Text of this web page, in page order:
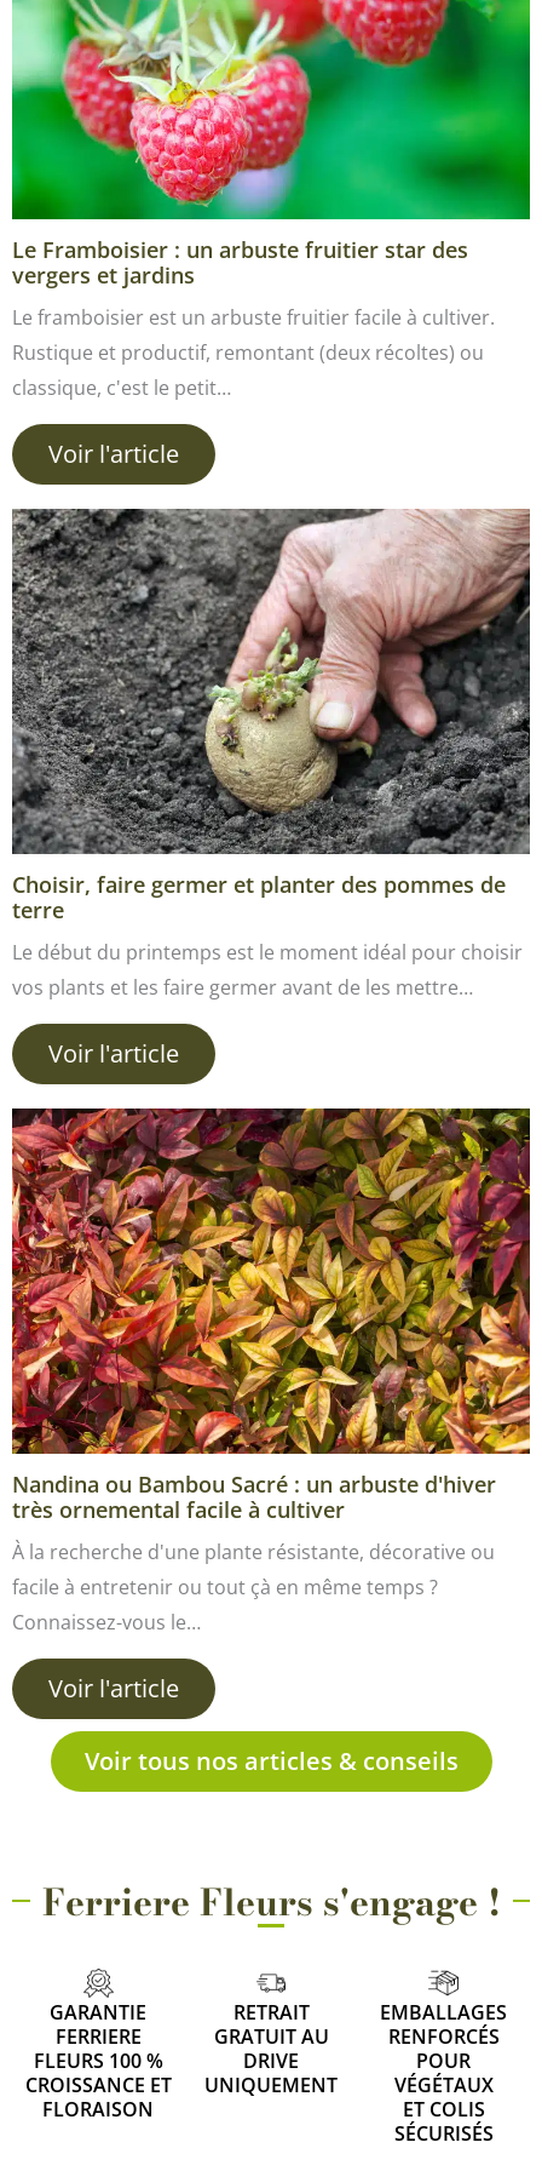
Le Framboisier : un arbuste fruitier star des
vergers et jardins
Le framboisier est un arbuste fruitier facile à cultiver.
Rustique et productif, remontant (deux récoltes) ou
classique, c'est le petit…
Voir l'article
Choisir, faire germer et planter des pommes de
terre
Le début du printemps est le moment idéal pour choisir
vos plants et les faire germer avant de les mettre…
Voir l'article
Nandina ou Bambou Sacré : un arbuste d'hiver
très ornemental facile à cultiver
À la recherche d'une plante résistante, décorative ou
facile à entretenir ou tout çà en même temps ?
Connaissez-vous le…
Voir l'article
Voir tous nos articles & conseils
Ferriere Fleurs s'engage !
GARANTIE
FERRIERE
FLEURS 100 %
CROISSANCE ET
FLORAISON
RETRAIT
GRATUIT AU
DRIVE
UNIQUEMENT
EMBALLAGES
RENFORCÉS
POUR
VÉGÉTAUX
ET COLIS
SÉCURISÉS